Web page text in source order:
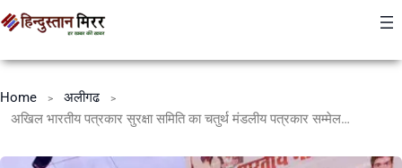
Home
अलीगढ
अखिल भारतीय पत्रकार सुरक्षा समिति का चतुर्थ मंडलीय पत्रकार सम्मेलन रहा शानदार